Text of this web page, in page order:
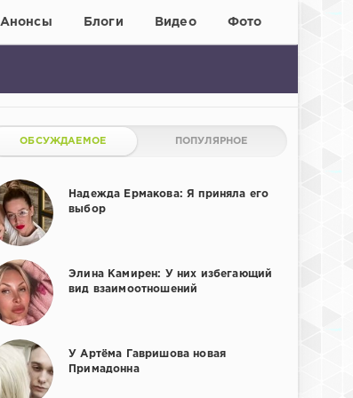
Анонсы Блоги Видео Фото
ОБСУЖДАЕМОЕ ПОПУЛЯРНОЕ
Надежда Ермакова: Я приняла его
выбор
Элина Камирен: У них избегающий
вид взаимоотношений
У Артёма Гавришова новая
Примадонна